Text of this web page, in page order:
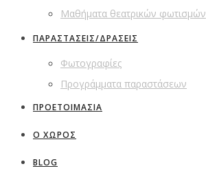
Μαθήματα θεατρικών φωτισμών
ΠΑΡΑΣΤΑΣΕΙΣ/ΔΡΑΣΕΙΣ
Φωτογραφίες
Προγράμματα παραστάσεων
ΠΡΟΕΤΟΙΜΑΣΙΑ
Ο ΧΩΡΟΣ
BLOG